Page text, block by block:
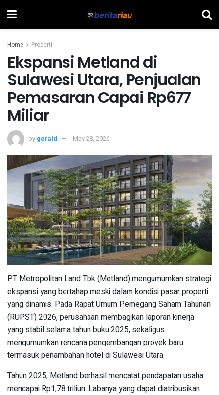
Home Properti
Ekspansi Metland di
Sulawesi Utara, Penjualan
Pemasaran Capai Rp677
Miliar
by gerald May 28, 2026
PT Metropolitan Land Tbk (Metland) mengumumkan strategi
ekspansi yang bertahap meski dalam kondisi pasar properti
yang dinamis. Pada Rapat Umum Pemegang Saham Tahunan
(RUPST) 2026, perusahaan membagikan laporan kinerja
yang stabil selama tahun buku 2025, sekaligus
mengumumkan rencana pengembangan proyek baru
termasuk penambahan hotel di Sulawesi Utara.
Tahun 2025, Metland berhasil mencatat pendapatan usaha
mencapai Rp1,78 triliun. Labanya yang dapat diatribusikan